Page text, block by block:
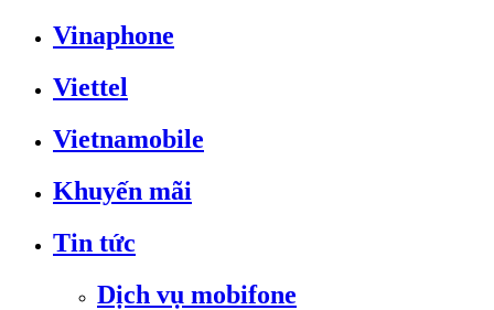
Vinaphone
Viettel
Vietnamobile
Khuyến mãi
Tin tức
Dịch vụ mobifone